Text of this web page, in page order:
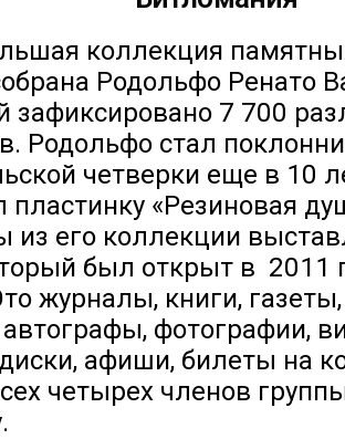
коллекция
Родольфо Ренато
зафиксировано 7 700
Родольфо стал
четверки еще в 10
пластинку «Резиновая
из его коллекции
был открыт в 2011
журналы, книги,
фотографии,
афиши, билеты на
четырех членов